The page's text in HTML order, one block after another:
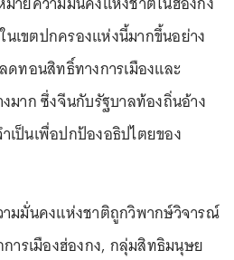
นเขตปกครองแห่งนี้มากขึ้นอย่าง
ดทอนสิทธิ์ทางการเมืองและ
มาก ซึ่งจีนกับรัฐบาลท้องถิ่นอ้าง
เป็นเพื่อปกป้องอธิปไตยของ
มมั่นคงแห่งชาติถูกวิพากษ์วิจารณ์
ารเมืองฮ่องกง, กลุ่มสิทธิมนุษย